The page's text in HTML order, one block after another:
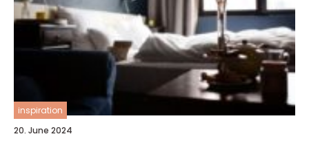
inspiration
20. June 2024